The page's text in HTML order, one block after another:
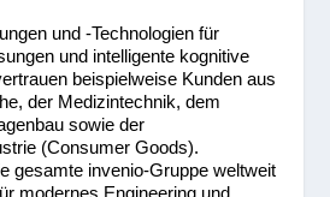
und -Technologien für
und intelligente kognitive
beispielweise Kunden aus
der Medizintechnik, dem
sowie der
(Consumer Goods).
gesamte invenio-Gruppe weltweit